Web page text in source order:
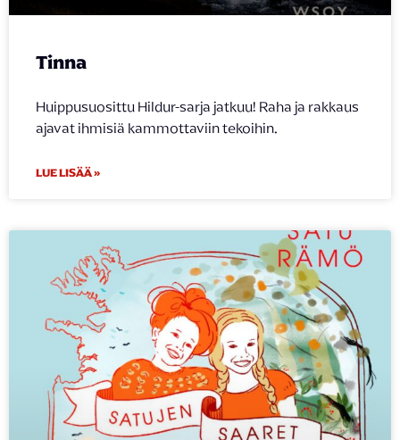
Tinna
Huippusuosittu Hildur-sarja jatkuu! Raha ja rakkaus
ajavat ihmisiä kammottaviin tekoihin.
LUE LISÄÄ »